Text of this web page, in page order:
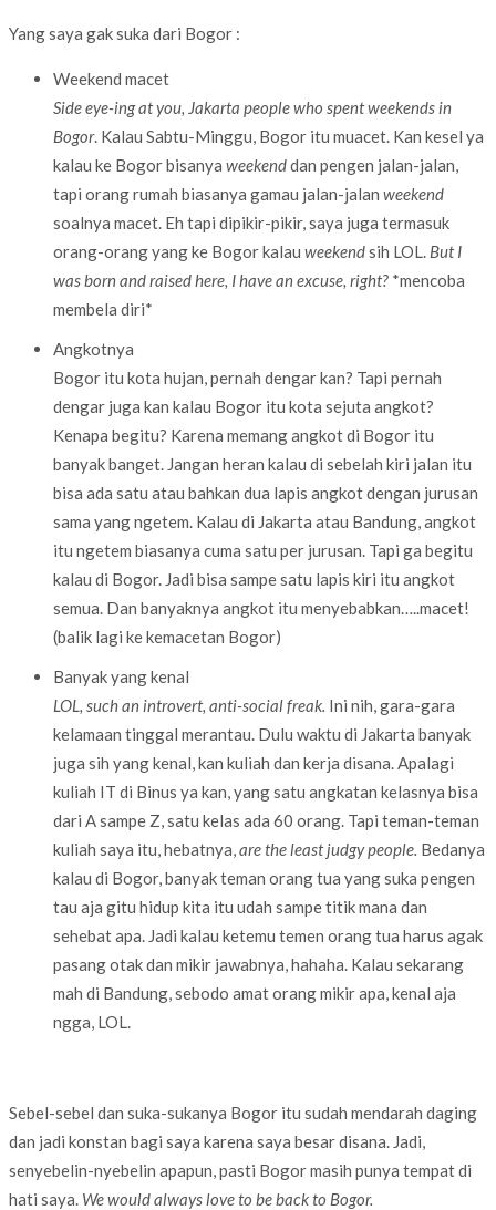
Yang saya gak suka dari Bogor :
Weekend macet
Side eye-ing at you, Jakarta people who spent weekends in
Bogor. Kalau Sabtu-Minggu, Bogor itu muacet. Kan kesel ya
kalau ke Bogor bisanya weekenddan pengen jalan-jalan,
tapi orang rumah biasanya gamau jalan-jalan weekend
soalnya macet. Eh tapi dipikir-pikir, saya juga termasuk
orang-orang yang ke Bogor kalau weekendsih LOL. But I
was born and raised here, I have an excuse, right? *mencoba
membela diri*
Angkotnya
Bogor itu kota hujan, pernah dengar kan? Tapi pernah
dengar juga kan kalau Bogor itu kota sejuta angkot?
Kenapa begitu? Karena memang angkot di Bogor itu
banyak banget. Jangan heran kalau di sebelah kiri jalan itu
bisa ada satu atau bahkan dua lapis angkot dengan jurusan
sama yang ngetem. Kalau di Jakarta atau Bandung, angkot
itu ngetem biasanya cuma satu per jurusan. Tapi ga begitu
kalau di Bogor. Jadi bisa sampe satu lapis kiri itu angkot
semua. Dan banyaknya angkot itu menyebabkan…..macet!
(balik lagi ke kemacetan Bogor)
Banyak yang kenal
LOL, such an introvert, anti-social freak. Ini nih, gara-gara
kelamaan tinggal merantau. Dulu waktu di Jakarta banyak
juga sih yang kenal, kan kuliah dan kerja disana. Apalagi
kuliah IT di Binus ya kan, yang satu angkatan kelasnya bisa
dari A sampe Z, satu kelas ada 60 orang. Tapi teman-teman
kuliah saya itu, hebatnya,are the least judgy people. Bedanya
kalau di Bogor, banyak teman orang tua yang suka pengen
tau aja gitu hidup kita itu udah sampe titik mana dan
sehebat apa. Jadi kalau ketemu temen orang tua harus agak
pasang otak dan mikir jawabnya, hahaha. Kalau sekarang
mah di Bandung, sebodo amat orang mikir apa, kenal aja
ngga, LOL.
Sebel-sebel dan suka-sukanya Bogor itu sudah mendarah daging
dan jadi konstan bagi saya karena saya besar disana. Jadi,
senyebelin-nyebelin apapun, pasti Bogor masih punya tempat di
hati saya. We would always love to be back to Bogor.